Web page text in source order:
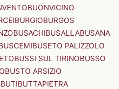
BUONVICINO
BURGIOBURGOS
BUSACHIBUSALLABUSANA
BUSETO PALIZZOLO
BUSSI SUL TIRINOBUSSO
BUSTO ARSIZIO
BUTIBUTTAPIETRA